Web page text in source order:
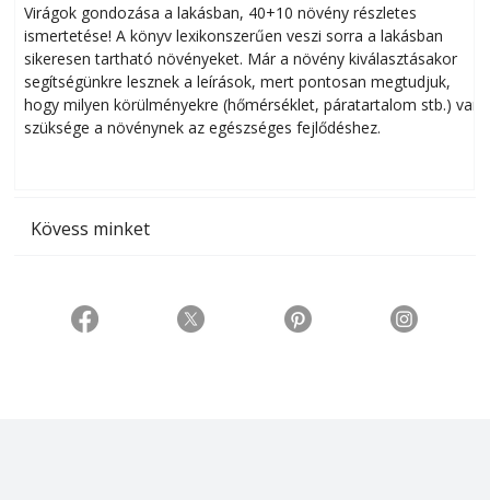
Virágok gondozása a lakásban, 40+10 növény részletes
ismertetése! A könyv lexikonszerűen veszi sorra a lakásban
sikeresen tart­ha­tó növényeket. Már a növény kiválasztásakor
segítségünkre lesznek a leírások, mert pontosan megtudjuk,
hogy milyen körülményekre (hőmérséklet, páratartalom stb.) van
szüksége a növénynek az egészséges fejlődéshez.
Kövess minket